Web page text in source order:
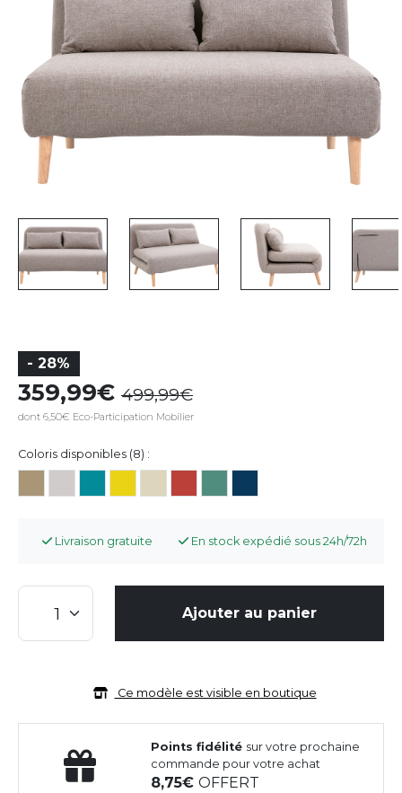
- 28%
359,99 499,99
dont 6,50€ Eco-Participation Mobilier
Coloris disponibles (8) :
Livraison gratuite En stock expédié sous 24h/72h
Ajouter au panier
Ce modèle est visible en boutique
Points fidélité sur votre prochaine
commande pour votre achat
8,75OFFERT